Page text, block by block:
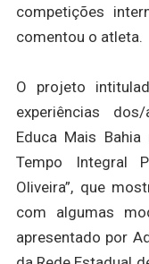
competições
comentou o atleta.
O projeto
experiências
Educa Mais
Tempo Integral
Oliveira”, que
com algumas
apresentado por